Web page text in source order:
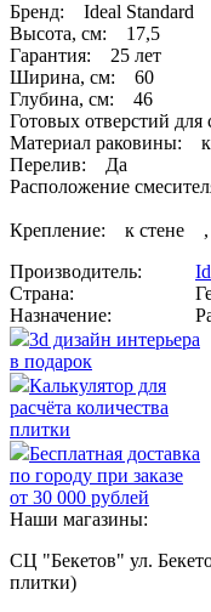
Бренд: Ideal Standard
Высота, см: 17,5
Гарантия: 25 лет
Ширина, см: 60
Глубина, см: 46
Готовых отверстий
Материал раковины:
Перелив: Да
Расположение
Крепление: к стене ,
Производитель:
Страна:
Назначение:
3d дизайн интерьера
в подарок
Калькулятор для
расчёта количества
плитки
Бесплатная доставка
по городу при заказе
от 30 000 рублей
Наши магазины:
СЦ "Бекетов" ул.
плитки)